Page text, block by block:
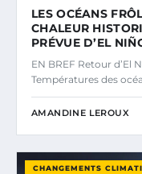
LES OCÉANS
CHALEUR
PRÉVUE D’EL
EN BREF Retour d’El
Températures des
AMANDINE LEROUX
CHANGEMENTS